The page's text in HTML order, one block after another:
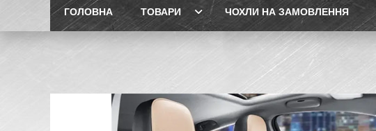
ГОЛОВНА ТОВАРИ ЧОХЛИ НА ЗАМОВЛЕННЯ